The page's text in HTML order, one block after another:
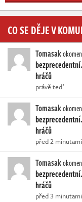
CO SE DĚJE V
Tomasak
hráčů
právě teď
Tomasak
hráčů
před 2 minutami
Tomasak
hráčů
před 3 minutami